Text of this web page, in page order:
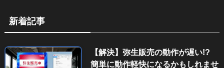
新着記事
【解決】弥生販売の動作が遅い!?
簡単に動作軽快になるかもしれませ